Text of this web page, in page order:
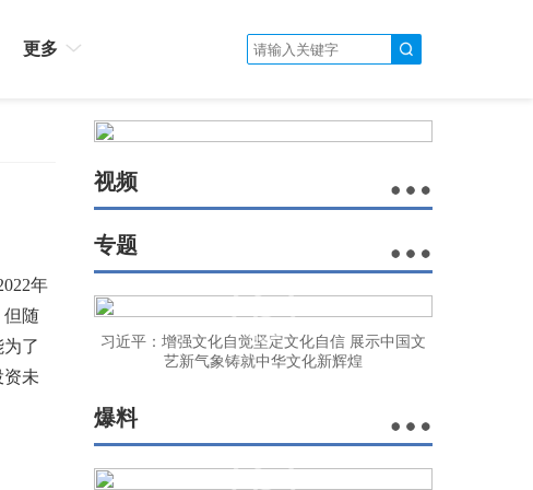
更多
年
但随
了
未
视频
专题
习近平：增强文化自觉坚定文化自信 展示中国文
艺新气象铸就中华文化新辉煌
爆料